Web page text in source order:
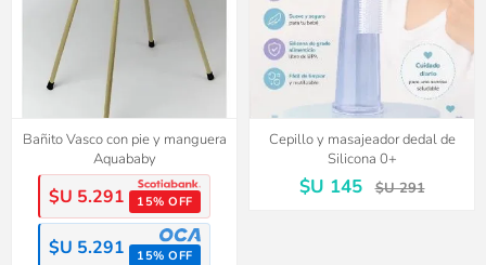
Bañito Vasco con pie y manguera
Aquababy
$U 5.291 15% OFF
$U 5.291 15% OFF
Cepillo y masajeador dedal de
Silicona 0+
$U 145 $U 291